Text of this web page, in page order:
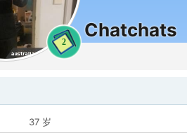
2
Chatchats
37 岁